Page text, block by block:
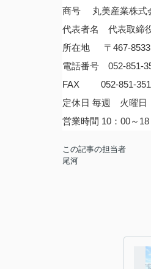
商号
丸美産業株式
代表者名 代表取締
所在地 〒467-8533
電話番号 052-851-
FAX
052-851-
定休日 毎週 火曜日
営業時間 10：00～
この記事の担当者
尾河